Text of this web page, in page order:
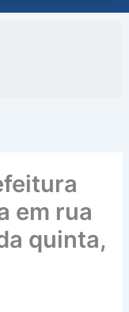
em rua
quinta,